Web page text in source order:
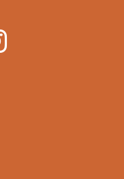
på Facebook
Hoteller på
Hoteller på